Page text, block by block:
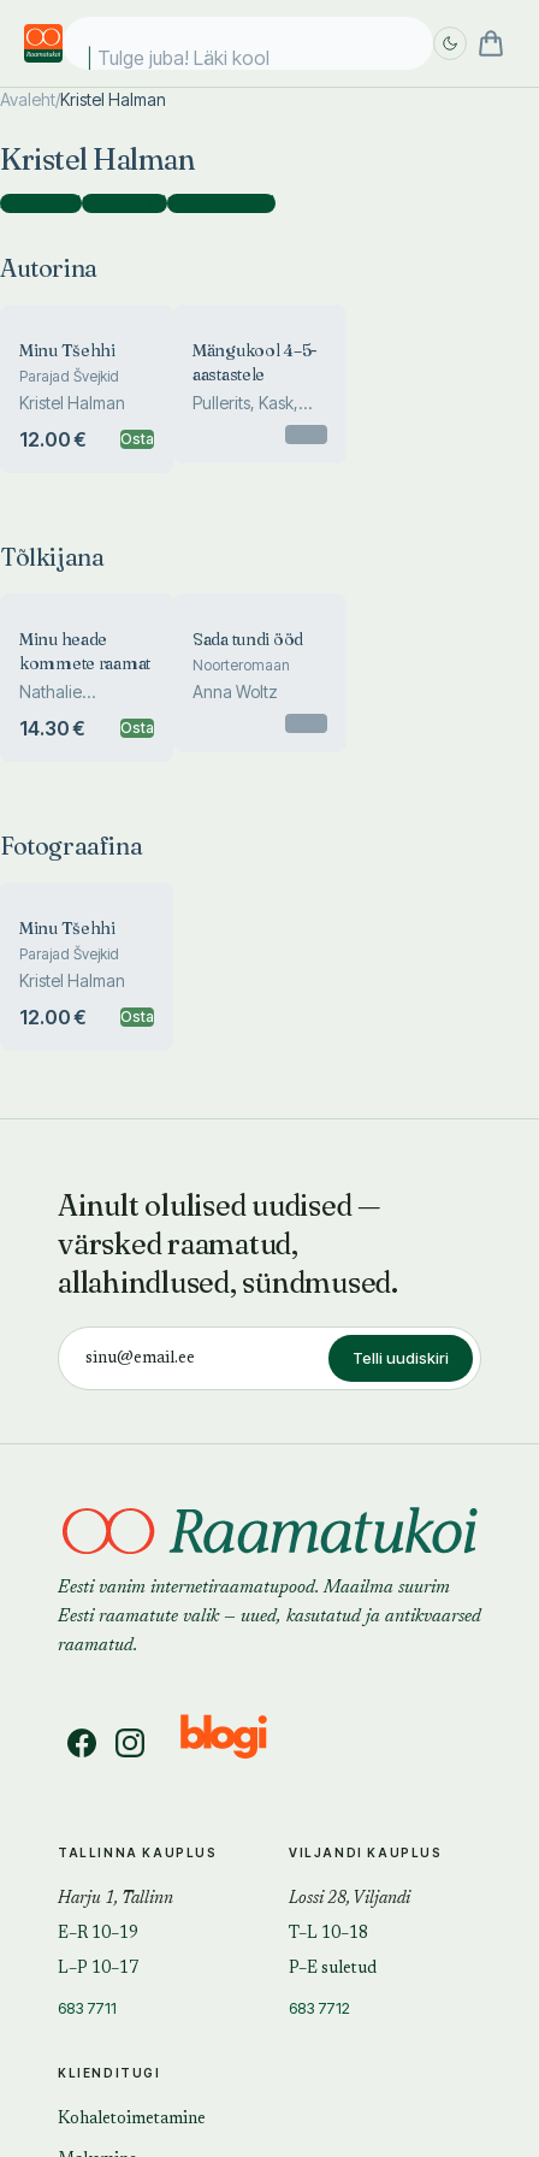
Tulge juba! Läki kooli
Avaleht/Kristel Halman
Kristel Halman
Autorina )Tõlkijana )Fotograafina )
Autorina
Minu Tšehhi
Parajad Švejkid
Kristel Halman
12.00 € Osta
Mängukool 4–5-
aastastele
Pullerits, Kask,
Halman, Harnek
Tõlkijana
Minu heade
kommete raamat
Nathalie
14.30 € Osta
Sada tundi ööd
Noorteromaan
Anna Woltz
Fotograafina
Minu Tšehhi
Parajad Švejkid
Kristel Halman
12.00 € Osta
Ainult olulised uudised —
värsked raamatud,
allahindlused, sündmused.
Telli uudiskiri
Eesti vanim internetiraamatupood. Maailma suurim
Eesti raamatute valik — uued, kasutatud ja antikvaarsed
raamatud.
KLIENDITUGI
Kohaletoimetamine
TALLINNA KAUPLUS
Harju 1, Tallinn
E–R 10–19
L–P 10–17
683 7711
VILJANDI KAUPLUS
Lossi 28, Viljandi
T–L 10–18
P–E suletud
683 7712